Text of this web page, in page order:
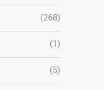
(268)
(1)
(5)